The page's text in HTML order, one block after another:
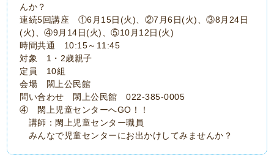
んか？
連続5回講座 ①6月15日(火)、②7月6日(火)、③8月24日
(火)、④9月14日(火)、⑤10月12日(火)
時間共通 10:15～11:45
対象 1・2歳親子
定員 10組
会場 閖上公民館
問い合わせ 閖上公民館 022-385-0005
④ 閖上児童センターへGO！！
講師：閖上児童センター職員
みんなで児童センターにお出かけしてみませんか？